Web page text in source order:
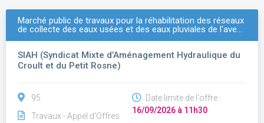
Marché public de travaux pour la réhabilitation des réseaux
de collecte des eaux usées et des eaux pluviales de l'ave…
SIAH (Syndicat Mixte d’Aménagement Hydraulique du
Croult et du Petit Rosne)
95
Travaux - Appel d'Offres
Date limite de l'offre :
16/09/2026 à 11h30